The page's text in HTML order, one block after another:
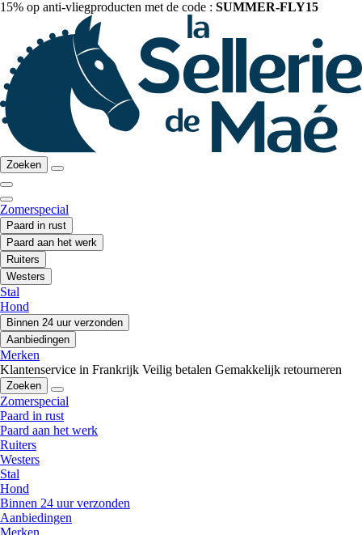
15% op anti-vliegproducten met de code : SUMMER-FLY15
Zoeken
Zomerspecial
Paard in rust
Paard aan het werk
Ruiters
Westers
Stal
Hond
Binnen 24 uur verzonden
Aanbiedingen
Merken
Klantenservice in Frankrijk Veilig betalen Gemakkelijk retourneren
Zoeken
Zomerspecial
Paard in rust
Paard aan het werk
Ruiters
Westers
Stal
Hond
Binnen 24 uur verzonden
Aanbiedingen